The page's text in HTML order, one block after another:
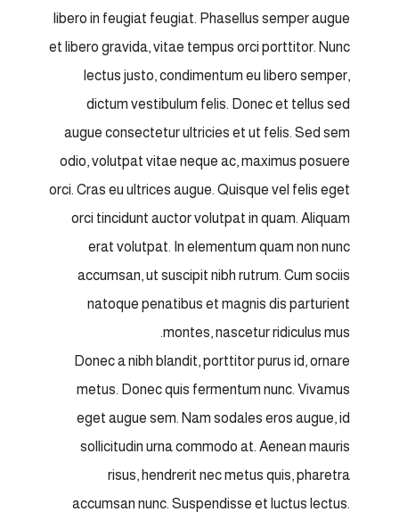
libero in feugiat feugiat. Phasellus semper augue
et libero gravida, vitae tempus orci porttitor. Nunc
lectus justo, condimentum eu libero semper,
dictum vestibulum felis. Donec et tellus sed
augue consectetur ultricies et ut felis. Sed sem
odio, volutpat vitae neque ac, maximus posuere
orci. Cras eu ultrices augue. Quisque vel felis eget
orci tincidunt auctor volutpat in quam. Aliquam
erat volutpat. In elementum quam non nunc
accumsan, ut suscipit nibh rutrum. Cum sociis
natoque penatibus et magnis dis parturient
montes, nascetur ridiculus mus.
Donec a nibh blandit, porttitor purus id, ornare
metus. Donec quis fermentum nunc. Vivamus
eget augue sem. Nam sodales eros augue, id
sollicitudin urna commodo at. Aenean mauris
risus, hendrerit nec metus quis, pharetra
accumsan nunc. Suspendisse et luctus lectus.